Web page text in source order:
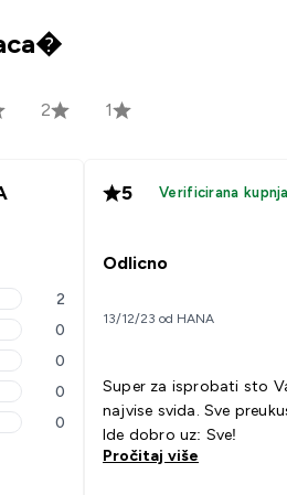
2 1
2
0
0
0
0
5 Verificirana
Odlicno
13/12/23 od HANA
Super za isprobati sto
najvise svida. Sve
Ide dobro uz: Sve!
Pročitaj više